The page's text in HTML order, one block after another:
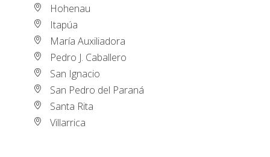
Hohenau
Itapúa
María Auxiliadora
Pedro J. Caballero
San Ignacio
San Pedro del Paraná
Santa Rita
Villarrica